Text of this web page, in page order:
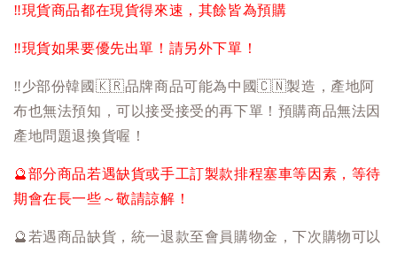
‼️現貨商品都在現貨得來速，其餘皆為預購
‼️現貨如果要優先出單！請另外下單！
‼️少部份韓國 🇰🇷品牌商品可能為中國🇨🇳製造，產地阿
布也無法預知，可以接受接受的再下單！預購商品無法因
產地問題退換貨喔！
🔮部分商品若遇缺貨或手工訂製款排程塞車等因素，等待
期會在長一些～敬請諒解！
🔮 若遇商品缺貨，統一退款至會員購物金，下次購物可以